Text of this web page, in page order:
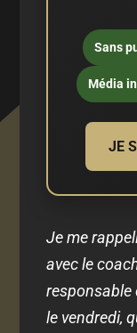
Sans
Média
JE
Je me
avec le
responsable
le vendredi,